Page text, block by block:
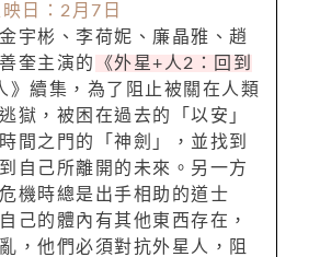
映日：2月7日
宇彬、李荷妮、廉晶雅、趙
奎主演的
《外星+人2：回到
》續集，為了阻止被關在人類
獄，被困在過去的「以安」
間之門的「神劍」，並找到
自己所離開的未來。另一方
機時總是出手相助的道士
己的體內有其他東西存在，
，他們必須對抗外星人，阻